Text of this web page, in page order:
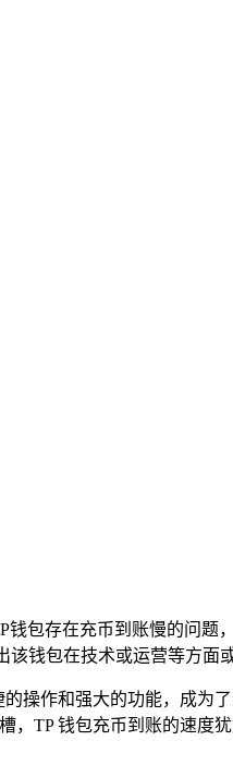
包存在充币到账慢的问题
钱包在技术或运营等方面
操作和强大的功能，成为
TP 钱包充币到账的速度